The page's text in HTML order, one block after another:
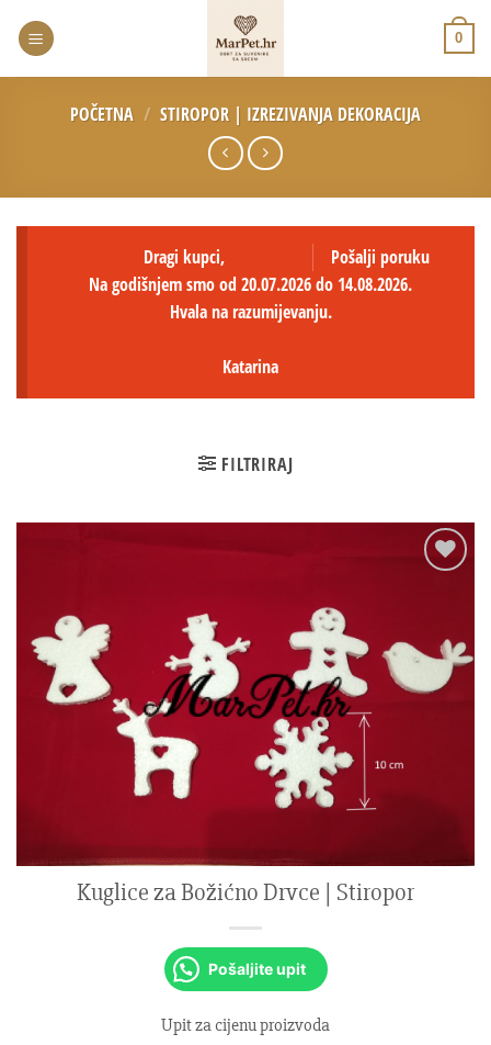
0
POČETNA / STIROPOR | IZREZIVANJA DEKORACIJA
Pošalji poruku
Dragi kupci,
Na godišnjem smo od 20.07.2026 do 14.08.2026.
Hvala na razumijevanju.
Katarina
FILTRIRAJ
Kuglice za Božićno Drvce | Stiropor
Pošaljite upit
Upit za cijenu proizvoda